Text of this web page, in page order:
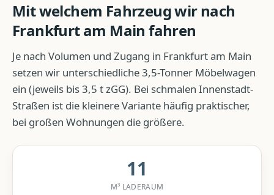
Mit welchem Fahrzeug wir nach
Frankfurt am Main fahren
Je nach Volumen und Zugang in Frankfurt am Main
setzen wir unterschiedliche 3,5-Tonner Möbelwagen
ein (jeweils bis 3,5 t zGG). Bei schmalen Innenstadt-
Straßen ist die kleinere Variante häufig praktischer,
bei großen Wohnungen die größere.
11
M³ LADERAUM